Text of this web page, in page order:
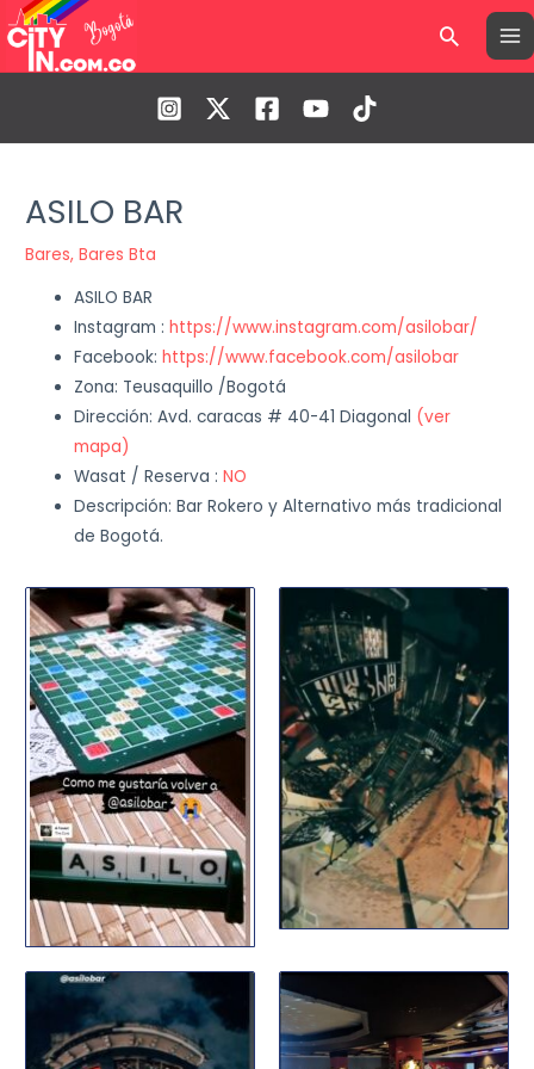
al
contenido
Buscar
ASILO BAR
Bares,Bares Bta
ASILO BAR
Instagram :https://www.instagram.com/asilobar/
Facebook:https://www.facebook.com/asilobar
Zona: Teusaquillo /Bogotá
Dirección: Avd. caracas # 40-41 Diagonal (ver
mapa)
Wasat / Reserva :NO
Descripción: Bar Rokero y Alternativo más tradicional
de Bogotá.
entradas